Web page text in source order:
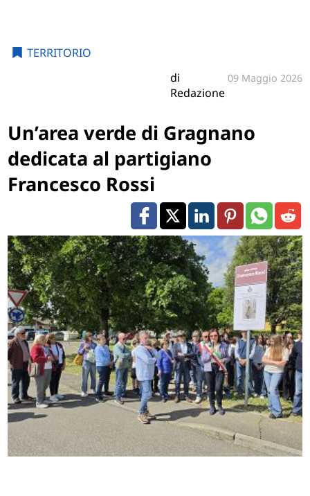
TERRITORIO
di
Redazione
09 Maggio 2026
Un’area verde di Gragnano
dedicata al partigiano
Francesco Rossi